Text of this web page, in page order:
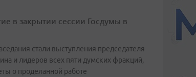
в закрытии сессии Госдумы в
стали выступления председателя
и лидеров всех пяти думских фракций,
о проделанной работе